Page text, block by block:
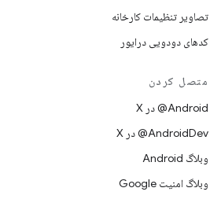
تصاویر تنظیمات کارخانه
کدهای دودویی درایور
متصل کردن
‫‎@Android در X
‫‎@AndroidDev در X
وبلاگ Android
وبلاگ امنیت Google